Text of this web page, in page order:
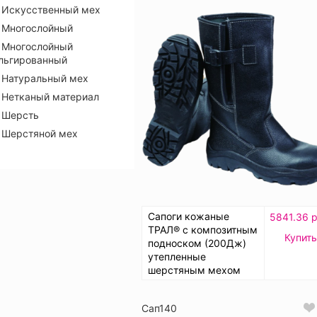
мех
мех
материал
мех
Сапоги кожаные
ТРАЛ® с композитным
подноском (200Дж)
утепленные
шерстяным мехом
5841.36
Купить
Сап140